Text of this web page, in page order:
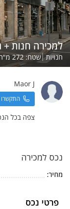
למכירה חנות +
חנויות שטח:272מ"ר
Maor J
התקשרו
צפה בכל
נכס למכירה
מחיר:
פרטי נכס